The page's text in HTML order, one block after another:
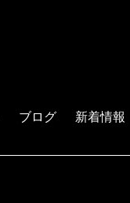
ブログ 新着情報